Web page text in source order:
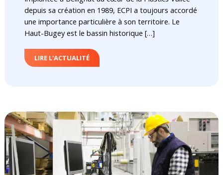
depuis sa création en 1989, ECPI a toujours accordé
une importance particulière à son territoire. Le
Haut-Bugey est le bassin historique […]
LIRE L'ACTUALITÉ